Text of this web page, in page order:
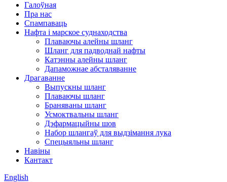
Галоўная
Пра нас
Спампаваць
Нафта і марское суднаходства
Плаваючы алейны шланг
Шланг для падводнай нафты
Катэнны алейны шланг
Дапаможнае абсталяванне
Драгаванне
Выпускны шланг
Плаваючы шланг
Браняваны шланг
Усмоктвальны шланг
Дэфармацыйны шов
Набор шлангаў для выдзімання лука
Спецыяльны шланг
Навіны
Кантакт
English